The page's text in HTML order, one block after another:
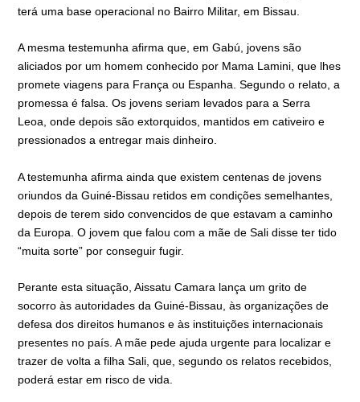
terá uma base operacional no Bairro Militar, em Bissau.
A mesma testemunha afirma que, em Gabú, jovens são
aliciados por um homem conhecido por Mama Lamini, que lhes
promete viagens para França ou Espanha. Segundo o relato, a
promessa é falsa. Os jovens seriam levados para a Serra
Leoa, onde depois são extorquidos, mantidos em cativeiro e
pressionados a entregar mais dinheiro.
A testemunha afirma ainda que existem centenas de jovens
oriundos da Guiné-Bissau retidos em condições semelhantes,
depois de terem sido convencidos de que estavam a caminho
da Europa. O jovem que falou com a mãe de Sali disse ter tido
“muita sorte” por conseguir fugir.
Perante esta situação, Aissatu Camara lança um grito de
socorro às autoridades da Guiné-Bissau, às organizações de
defesa dos direitos humanos e às instituições internacionais
presentes no país. A mãe pede ajuda urgente para localizar e
trazer de volta a filha Sali, que, segundo os relatos recebidos,
poderá estar em risco de vida.